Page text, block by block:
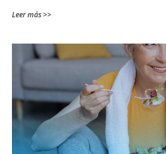
Leer más >>